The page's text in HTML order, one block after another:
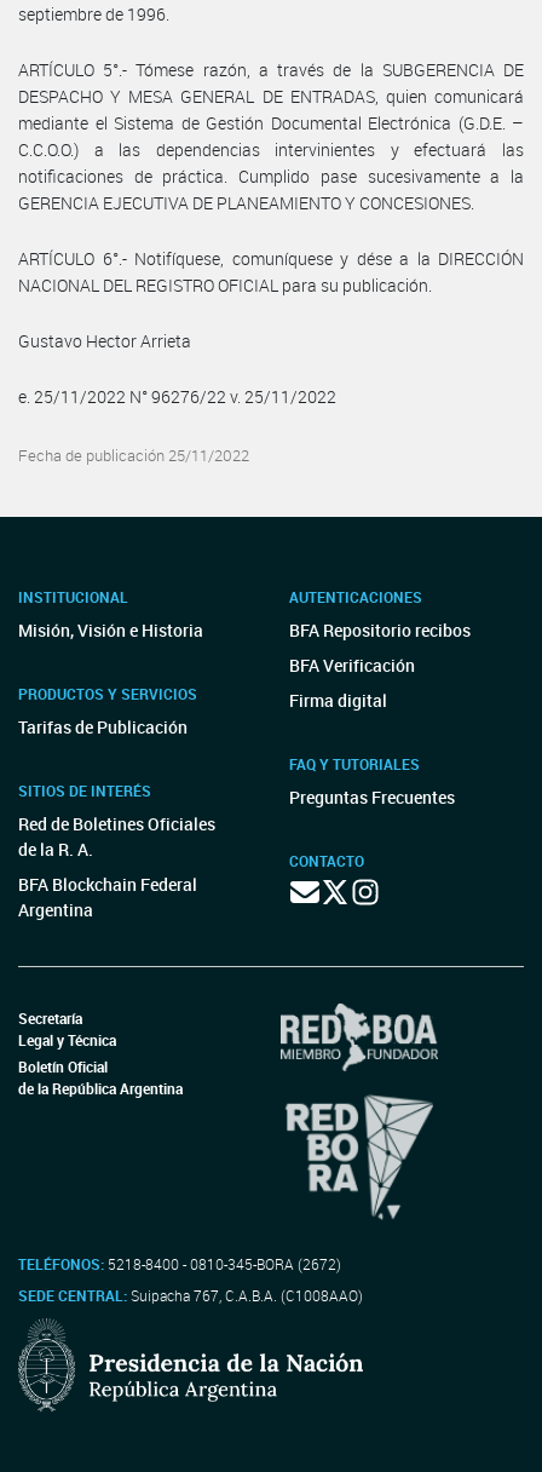
septiembre de 1996.
ARTÍCULO 5°.- Tómese razón, a través de la SUBGERENCIA DE
DESPACHO Y MESA GENERAL DE ENTRADAS, quien comunicará
mediante el Sistema de Gestión Documental Electrónica (G.D.E. –
C.C.O.O.) a las dependencias intervinientes y efectuará las
notificaciones de práctica. Cumplido pase sucesivamente a la
GERENCIA EJECUTIVA DE PLANEAMIENTO Y CONCESIONES.
ARTÍCULO 6°.- Notifíquese, comuníquese y dése a la DIRECCIÓN
NACIONAL DEL REGISTRO OFICIAL para su publicación.
Gustavo Hector Arrieta
e. 25/11/2022 N° 96276/22 v. 25/11/2022
Fecha de publicación 25/11/2022
INSTITUCIONAL
Misión, Visión e Historia
PRODUCTOS Y SERVICIOS
Tarifas de Publicación
SITIOS DE INTERÉS
Red de Boletines Oficiales
de la R. A.
BFA Blockchain Federal
Argentina
AUTENTICACIONES
BFA Repositorio recibos
BFA Verificación
Firma digital
FAQ Y TUTORIALES
Preguntas Frecuentes
CONTACTO
Secretaría
Legal y Técnica
Boletín Oficial
de la República Argentina
TELÉFONOS: 5218-8400 - 0810-345-BORA (2672)
SEDE CENTRAL:Suipacha 767, C.A.B.A. (C1008AAO)